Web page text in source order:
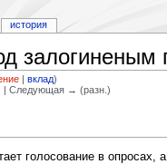
залогиненым
|вклад)
| Следующая → (разн.)
голосование в опросах, а
история